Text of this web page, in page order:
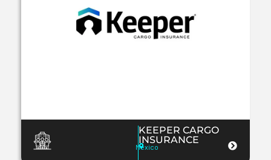
KEEPER CARGO
INSURANCE
Mexico